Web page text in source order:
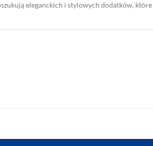
eleganckich i stylowych dodatków,